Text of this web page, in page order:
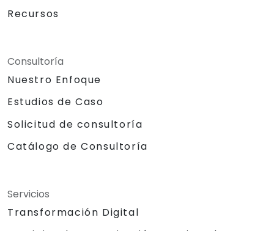
Recursos
Consultoría
Nuestro Enfoque
Estudios de Caso
Solicitud de consultoría
Catálogo de Consultoría
Servicios
Transformación Digital